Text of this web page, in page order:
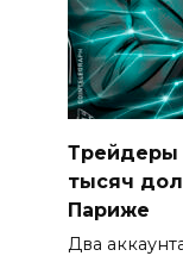
Трейдеры
тысяч
Париже
Два